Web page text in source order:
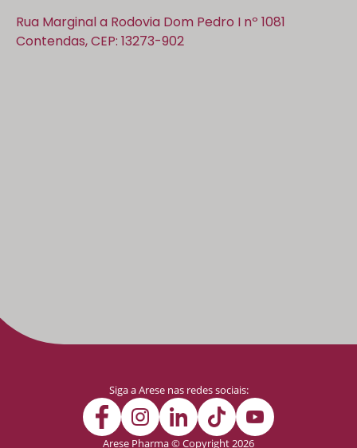
Rua Marginal a Rodovia Dom Pedro I nº 1081
Contendas, CEP: 13273-902
Arese Pharma © Copyright 2026
Siga a Arese nas redes sociais: